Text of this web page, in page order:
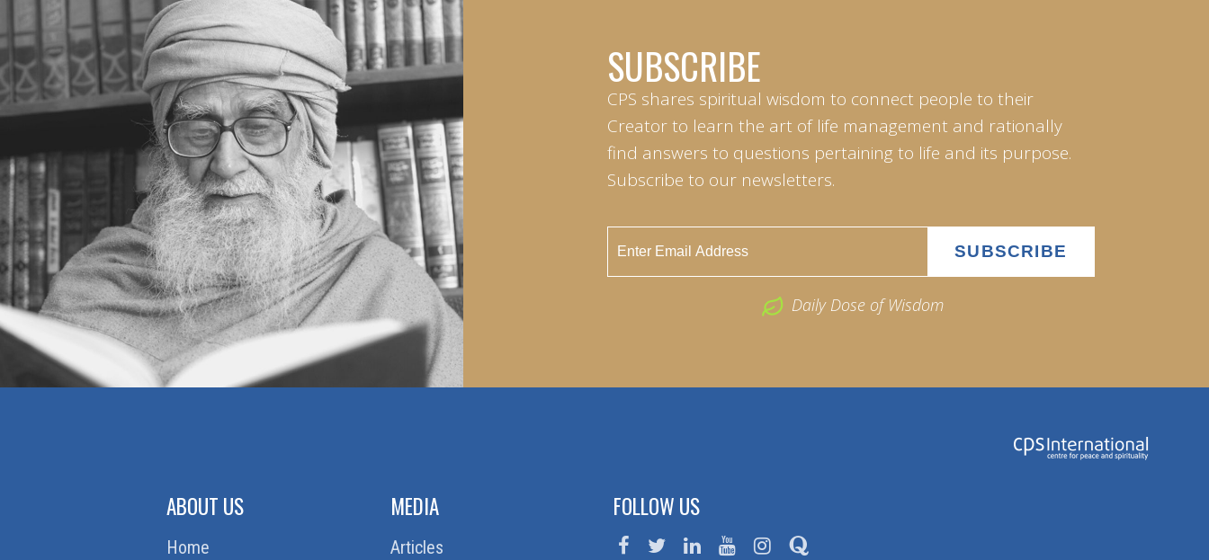
SUBSCRIBE
CPS shares spiritual wisdom to connect people to their
Creator to learn the art of life management and rationally
find answers to questions pertaining to life and its purpose.
Subscribe to our newsletters.
Daily Dose of Wisdom
ABOUT US
Home
MEDIA
Articles
FOLLOW US